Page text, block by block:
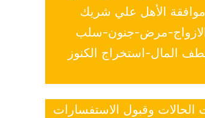
الأهل علي شريك
الازواج-مرض-جنون-سلب
المال-استخراج الكنوز
الحالات وقبول الاستفسارات